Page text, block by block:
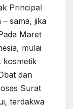
Principal
sama, jika
Maret
mulai
kosmetik
dan
Surat
terdakwa